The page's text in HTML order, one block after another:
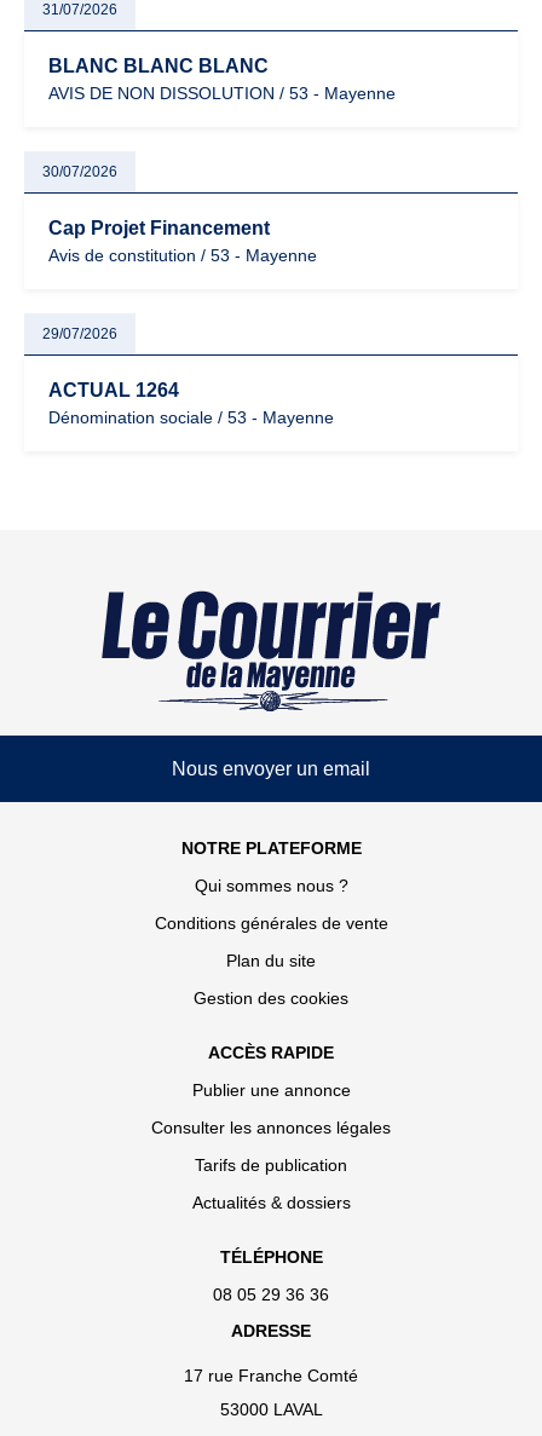
31/07/2026
BLANC BLANC BLANC
AVIS DE NON DISSOLUTION / 53 - Mayenne
30/07/2026
Cap Projet Financement
Avis de constitution / 53 - Mayenne
29/07/2026
ACTUAL 1264
Dénomination sociale / 53 - Mayenne
Nous envoyer un email
NOTRE PLATEFORME
Qui sommes nous ?
Conditions générales de vente
Plan du site
Gestion des cookies
ACCÈS RAPIDE
Publier une annonce
Consulter les annonces légales
Tarifs de publication
Actualités & dossiers
TÉLÉPHONE
08 05 29 36 36
ADRESSE
17 rue Franche Comté
53000 LAVAL